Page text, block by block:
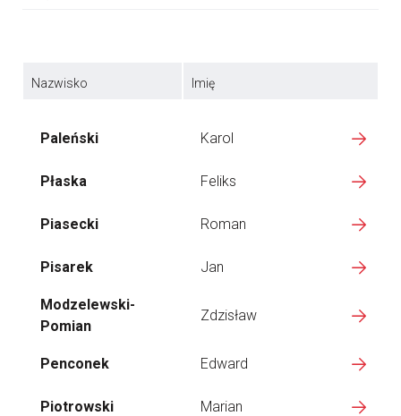
Nazwisko Imię
Paleński Karol
Płaska Feliks
Piasecki Roman
Pisarek Jan
Modzelewski-
Pomian
Zdzisław
Penconek Edward
Piotrowski Marian